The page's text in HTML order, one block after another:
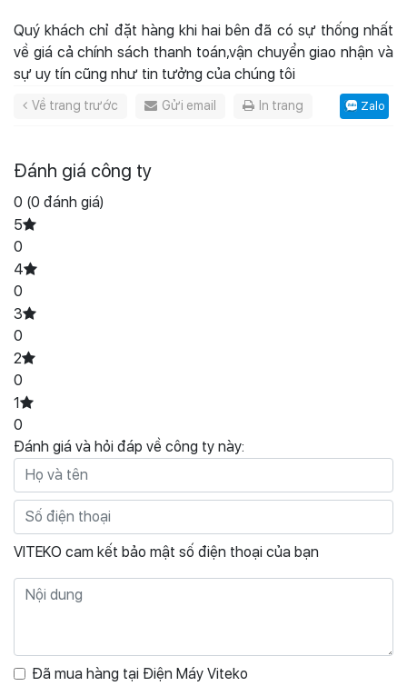
Quý khách chỉ đặt hàng khi hai bên đã có sự thống nhất
về giá cả chính sách thanh toán,vận chuyển giao nhận và
sự uy tín cũng như tin tưởng của chúng tôi
Về trang trước Gửi email In trang Zalo
Đánh giá công ty
0 (0 đánh giá)
5
0
4
0
3
0
2
0
1
0
Đánh giá và hỏi đáp về công ty này:
VITEKO cam kết bảo mật số điện thoại của bạn
Đã mua hàng tại Điện Máy Viteko